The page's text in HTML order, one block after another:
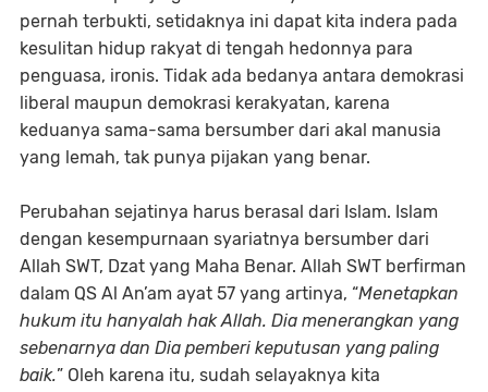
pernah terbukti, setidaknya ini dapat kita indera pada
kesulitan hidup rakyat di tengah hedonnya para
penguasa, ironis. Tidak ada bedanya antara demokrasi
liberal maupun demokrasi kerakyatan, karena
keduanya sama-sama bersumber dari akal manusia
yang lemah, tak punya pijakan yang benar.
Perubahan sejatinya harus berasal dari Islam. Islam
dengan kesempurnaan syariatnya bersumber dari
Allah SWT, Dzat yang Maha Benar. Allah SWT berfirman
dalam QS Al An’am ayat 57 yang artinya, “Menetapkan
hukum itu hanyalah hak Allah. Dia menerangkan yang
sebenarnya dan Dia pemberi keputusan yang paling
baik.” Oleh karena itu, sudah selayaknya kita